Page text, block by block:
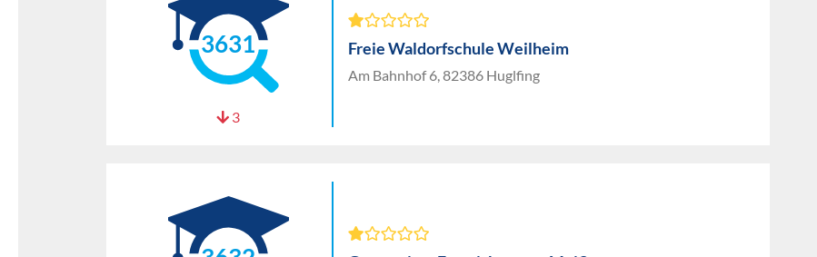
3631
3
Freie Waldorfschule Weilheim
Am Bahnhof 6, 82386 Huglfing